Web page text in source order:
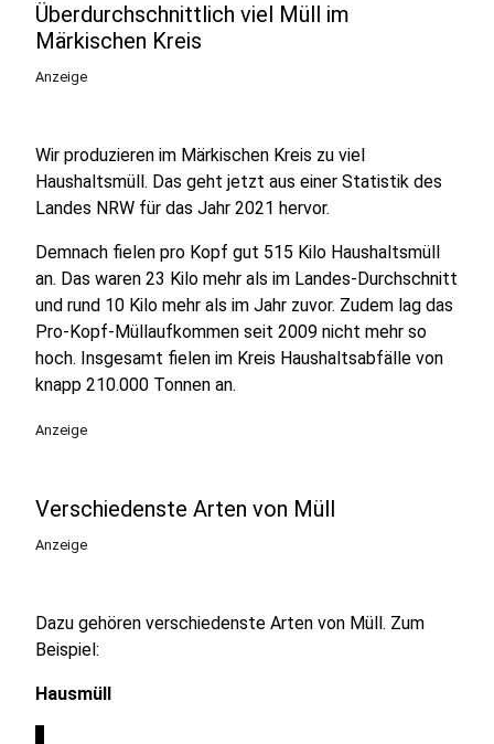
Überdurchschnittlich viel Müll im
Märkischen Kreis
Anzeige
Wir produzieren im Märkischen Kreis zu viel
Haushaltsmüll. Das geht jetzt aus einer Statistik des
Landes NRW für das Jahr 2021 hervor.
Demnach fielen pro Kopf gut 515 Kilo Haushaltsmüll
an. Das waren 23 Kilo mehr als im Landes-Durchschnitt
und rund 10 Kilo mehr als im Jahr zuvor. Zudem lag das
Pro-Kopf-Müllaufkommen seit 2009 nicht mehr so
hoch. Insgesamt fielen im Kreis Haushaltsabfälle von
knapp 210.000 Tonnen an.
Anzeige
Verschiedenste Arten von Müll
Anzeige
Dazu gehören verschiedenste Arten von Müll. Zum
Beispiel:
Hausmüll